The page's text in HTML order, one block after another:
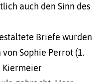
auch den Sinn des
Briefe wurden
Sophie Perrot (1.
Kiermeier